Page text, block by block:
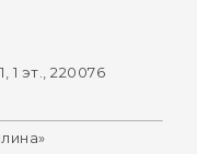
1 эт., 220076